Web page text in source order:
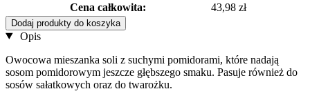
Cena całkowita:
43,98 zł
Dodaj produkty do koszyka
Opis
Owocowa mieszanka soli z suchymi pomidorami, które nadają
sosom pomidorowym jeszcze głębszego smaku. Pasuje również do
sosów sałatkowych oraz do twarożku.